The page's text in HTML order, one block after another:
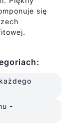
się
-